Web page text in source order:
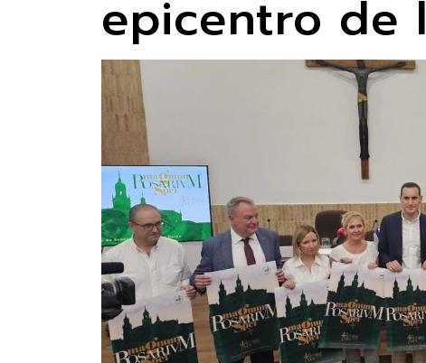
epicentro de